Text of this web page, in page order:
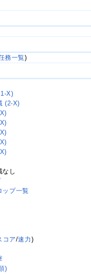
務一覧)
X)
(2-X)
なし
ップ一覧
コア/速力 )
)